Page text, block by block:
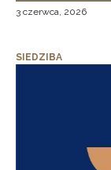
3 czerwca, 2026
SIEDZIBA